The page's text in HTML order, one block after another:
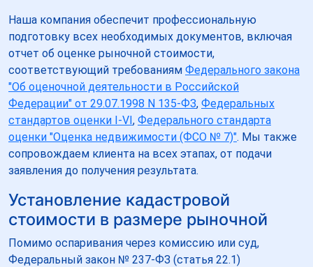
Наша компания обеспечит профессиональную
подготовку всех необходимых документов, включая
отчет об оценке рыночной стоимости,
соответствующий требованиям Федерального закона
"Об оценочной деятельности в Российской
Федерации" от 29.07.1998 N 135-ФЗ, Федеральных
стандартов оценки I-VI, Федерального стандарта
оценки "Оценка недвижимости (ФСО № 7)". Мы также
сопровождаем клиента на всех этапах, от подачи
заявления до получения результата.
Установление кадастровой
стоимости в размере рыночной
Помимо оспаривания через комиссию или суд,
Федеральный закон № 237-ФЗ (статья 22.1)